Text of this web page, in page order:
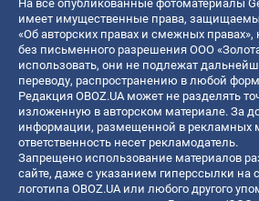
На все опубликованные фотоматериалы
имеет имущественные права,
«Об авторских правах и смежных правах»,
без письменного разрешения ООО
использовать, они не подлежат
переводу, распространению в любой
Редакция OBOZ.UA может не разделять
изложенную в авторском материале. За
информации, размещенной в рекламных
ответственность несет рекламодатель.
Запрещено использование материалов
сайте, даже с указанием гиперссылки на
логотипа OBOZ.UA или любого другого